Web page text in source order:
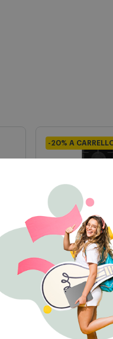
-20% A
Piani cottura a gas
Hisense
Gg663bhf
PREZZO